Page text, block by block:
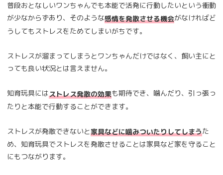
普段おとなしいワンちゃんでも本能で活発に行動したいという衝動
が少なからずあり、そのような感情を発散させる機会がなければど
うしてもストレスをためてしまいがちです。
ストレスが溜まってしまうとワンちゃんだけではなく、飼い主にと
っても良い状況とは言えません。
知育玩具にはストレス発散の効果も期待でき、噛んだり、引っ張っ
たりと本能で行動することができます。
ストレスが発散できないと家具などに噛みついたりしてしまうた
め、知育玩具でストレスを発散させることは家具など家を守ること
にもつながります。